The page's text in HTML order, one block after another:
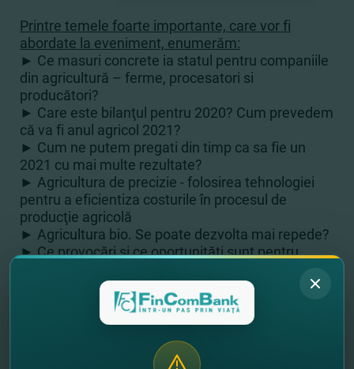
Printre temele foarte importante, care vor fi
abordate la eveniment, enumerăm:
► Ce masuri concrete ia statul pentru companiile
din agricultură – ferme, procesatori si
producători?
► Care este bilanţul pentru 2020? Cum prevedem
că va fi anul agricol 2021?
► Cum ne putem pregati din timp ca sa fie un
2021 cu mai multe rezultate?
► Agricultura de precizie - folosirea tehnologiei
pentru a eficientiza costurile în procesul de
producţie agricolă
► Agricultura bio. Se poate dezvolta mai repede?
► Ce provocări si ce oportunităţi sunt pentru
► Fondurile europene sau alte modalităţi de
finaţare pentru fermieri
► Ce spun consultanţii si avocaţii? Cum pot ajuta
► Cum sunt finanţate fermele de familie si